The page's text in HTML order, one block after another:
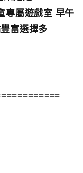
專屬遊戲室 早午
富選擇多